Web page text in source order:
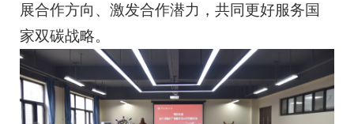
展合作方向、激发合作潜力，共同更好服务国
家双碳战略。